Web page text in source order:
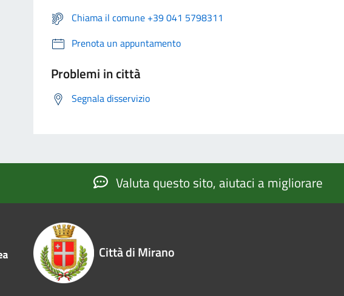
Chiama il comune +39 041 5798311
Prenota un appuntamento
Problemi in città
Segnala disservizio
Valuta questo sito, aiutaci a migliorare
Città di Mirano